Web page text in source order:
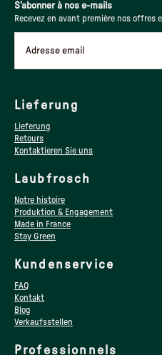
S'abonner à nos e-mails
Recevez en avant première nos offres
Adresse email
Lieferung
Lieferung
Retours
Kontaktieren Sie uns
Laubfrosch
Notre histoire
Produktion & Engagement
Made in France
Stay Green
Kundenservice
FAQ
Kontakt
Blog
Verkaufsstellen
Professionnels